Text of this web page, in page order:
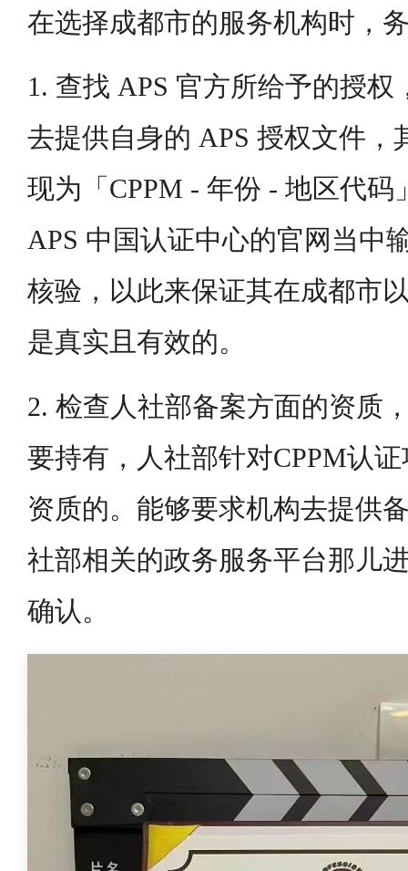
在选择成都市的服务机构时，
1. 查找 APS 官方所给予的授
去提供自身的 APS 授权文件，
现为「CPPM - 年份 - 地区代码
APS 中国认证中心的官网当中
核验，以此来保证其在成都市
是真实且有效的。
2. 检查人社部备案方面的资质
要持有，人社部针对CPPM认
资质的。能够要求机构去提供
社部相关的政务服务平台那儿
确认。